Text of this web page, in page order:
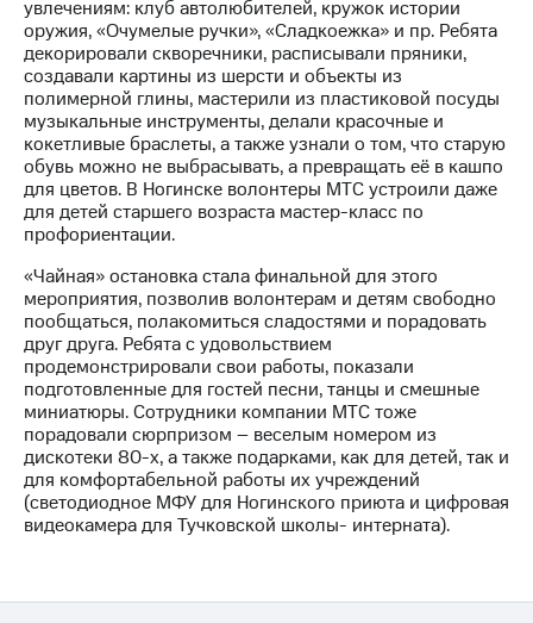
Информация
акционерам
Документы
ПАО
"МТС"
Собрания
акционеров
Личный
кабинет
акционера
Акционерный
капитал
Контроль
и
аудит
Рынок
акций
Описание
Программа
приобретения
Порядок
выкупа
акций
облигаций
увлечениям: клуб автолюбителей, кружок истории
оружия, «Очумелые ручки», «Сладкоежка» и пр. Ребята
декорировали скворечники, расписывали пряники,
создавали картины из шерсти и объекты из
полимерной глины, мастерили из пластиковой посуды
музыкальные инструменты, делали красочные и
кокетливые браслеты, а также узнали о том, что старую
обувь можно не выбрасывать, а превращать её в кашпо
для цветов. В Ногинске волонтеры МТС устроили даже
для детей старшего возраста мастер-класс по
профориентации.
«Чайная» остановка стала финальной для этого
мероприятия, позволив волонтерам и детям свободно
пообщаться, полакомиться сладостями и порадовать
друг друга. Ребята с удовольствием
продемонстрировали свои работы, показали
подготовленные для гостей песни, танцы и смешные
миниатюры. Сотрудники компании МТС тоже
порадовали сюрпризом – веселым номером из
дискотеки 80-х, а также подарками, как для детей, так и
для комфортабельной работы их учреждений
(светодиодное МФУ для Ногинского приюта и цифровая
видеокамера для Тучковской школы- интерната).